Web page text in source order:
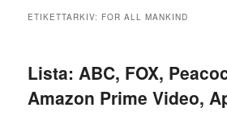
ETIKETTARKIV: FOR ALL MANKIND
Lista: ABC, FOX,
Amazon Prime Video,